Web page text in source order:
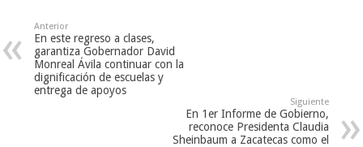
Anterior
En este regreso a clases,
garantiza Gobernador David
Monreal Ávila continuar con la
dignificación de escuelas y
entrega de apoyos
Siguiente
En 1er Informe de Gobierno,
reconoce Presidenta Claudia
Sheinbaum a Zacatecas como el